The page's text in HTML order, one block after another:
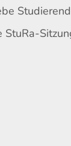
StuRa-